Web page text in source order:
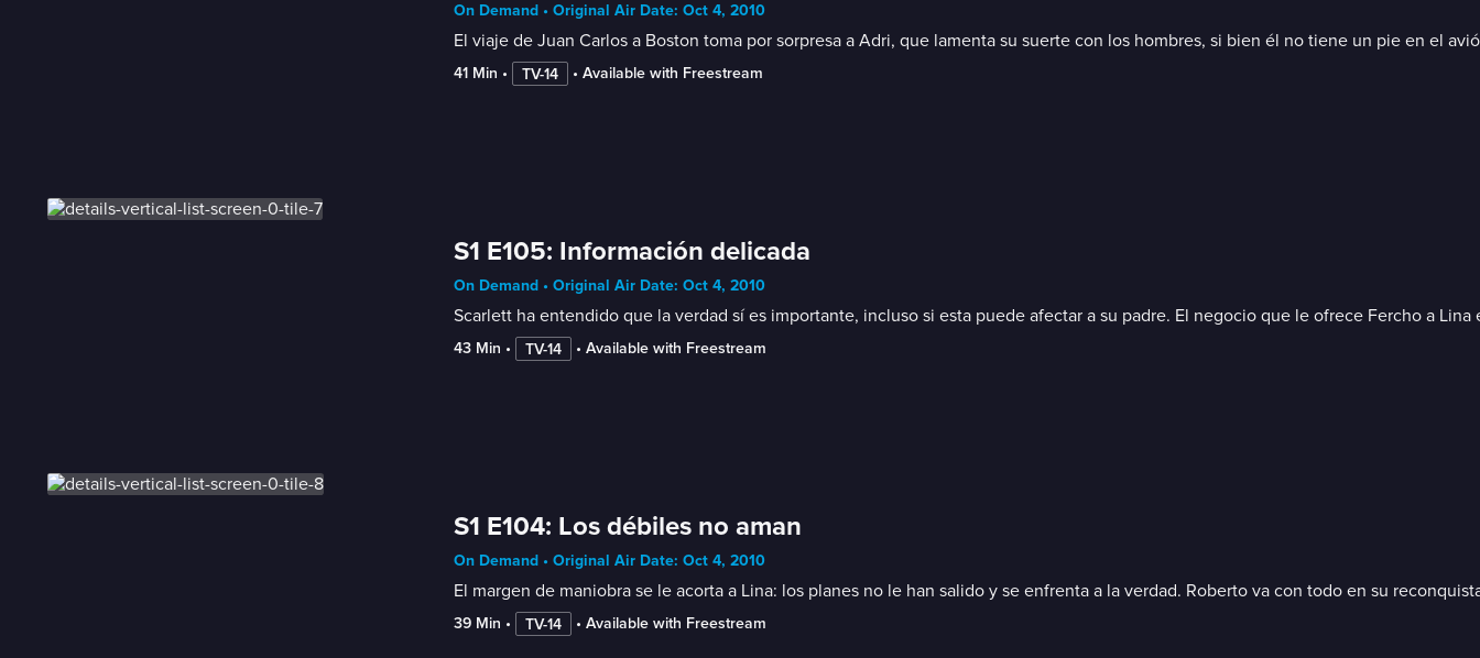
On Demand • Original Air Date: Oct 4, 2010
El viaje de Juan Carlos a Boston toma por sorpresa a Adri, que lamenta su suerte con los hombres, si bien él no tiene un pie en el
41 Min • TV-14 • Available with Freestream
S1 E105: Información delicada
On Demand • Original Air Date: Oct 4, 2010
Scarlett ha entendido que la verdad sí es importante, incluso si esta puede afectar a su padre. El negocio que le ofrece Fercho a
43 Min • TV-14 • Available with Freestream
S1 E104: Los débiles no aman
On Demand • Original Air Date: Oct 4, 2010
El margen de maniobra se le acorta a Lina: los planes no le han salido y se enfrenta a la verdad. Roberto va con todo en su
39 Min • TV-14 • Available with Freestream